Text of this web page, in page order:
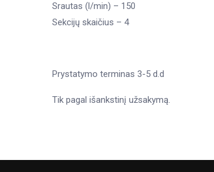
Srautas (l/min) – 150
Sekcijų skaičius – 4
Prystatymo terminas 3-5 d.d
Tik pagal išankstinį užsakymą.